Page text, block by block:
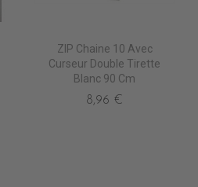
ZIP Chaine 10 Avec
Curseur Double Tirette
Blanc 90 Cm
8,96 €